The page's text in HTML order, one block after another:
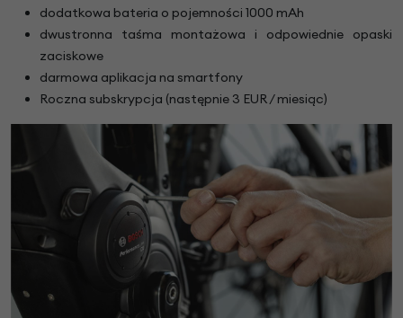
dodatkowa bateria o pojemności 1000 mAh
dwustronna taśma montażowa i odpowiednie opaski
zaciskowe
darmowa aplikacja na smartfony
Roczna subskrypcja (następnie 3 EUR / miesiąc)